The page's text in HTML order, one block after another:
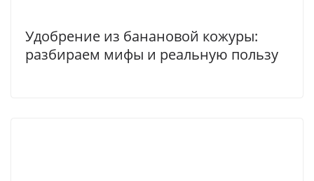
Удобрение из банановой кожуры:
разбираем мифы и реальную пользу